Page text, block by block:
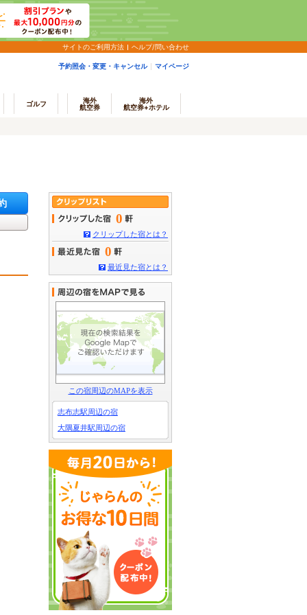
サイトのご利用方法 ヘルプ/問い合わせ
予約照会・変更・キャンセル マイページ
ゴルフ
海外
航空券
海外
航空券+ホテル
0
クリップした宿とは？
0
最近見た宿とは？
この宿周辺のMAPを表示
志布志駅周辺の宿
大隅夏井駅周辺の宿